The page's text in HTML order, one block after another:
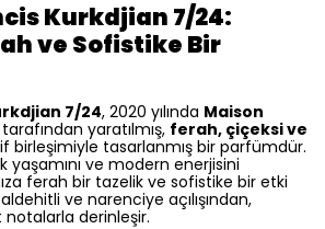
Kurkdjian 7/24:
ve Sofistike Bir
7/24, 2020 yılında Maison
tarafından yaratılmış, ferah, çiçeksi ve
birleşimiyle tasarlanmış bir parfümdür.
yaşamını ve modern enerjisini
ferah bir tazelik ve sofistike bir etki
ve narenciye açılışından,
derinleşir.